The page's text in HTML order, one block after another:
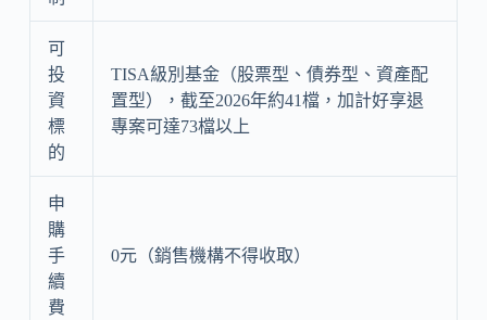
可
投
資
標
的
TISA級別基金（股票型、債券型、資產配
置型），截至2026年約41檔，加計好享退
專案可達73檔以上
申
購
手
續
費
0元（銷售機構不得收取）